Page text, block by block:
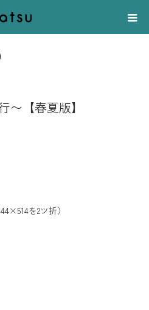
〜【春夏版】
を2ツ折）